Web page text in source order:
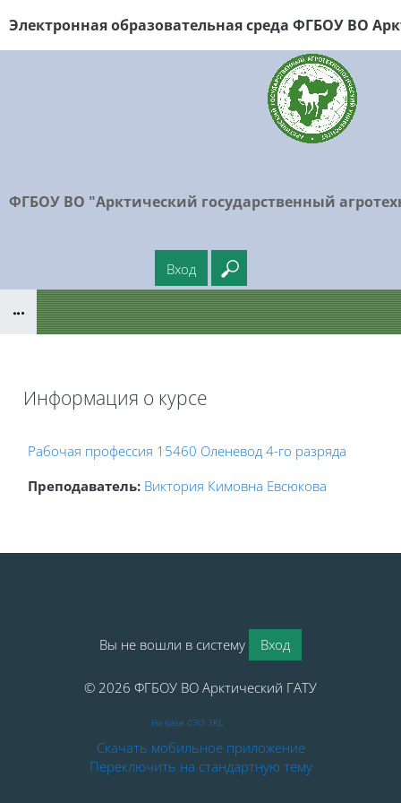
Электронная образовательная среда ФГБОУ ВО
ФГБОУ ВО "Арктический государственный
Введите ваш поисковый
Вход
Информация о курсе
Рабочая профессия 15460 Оленевод 4-го разряда
Преподаватель: Виктория Кимовна Евсюкова
Вы не вошли в систему Вход
© 2026 ФГБОУ ВО Арктический ГАТУ
На базе СЭО 3KL
Скачать мобильное приложение
Переключить на стандартную тему